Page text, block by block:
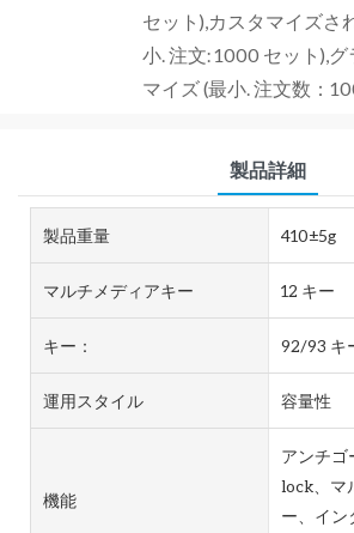
セット),カスタマイズさ
小. 注文: 1000 セット),
マイズ (最小. 注文数：
製品詳細
製品重量 410±5g
マルチメディアキー 12 キー
キー： 92/93 キ
運用スタイル 容量性
機能
アンチ
lock、マ
ー、イン